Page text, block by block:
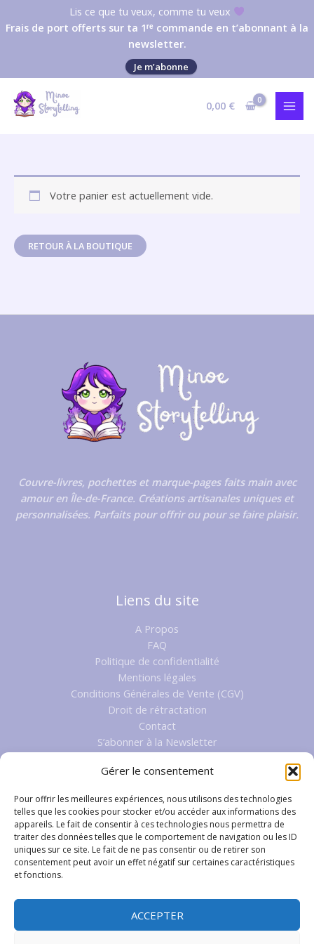
Lis ce que tu veux, comme tu veux
Frais de port offerts sur ta 1ʳᵉ commande en t’abonnant à la
newsletter.
Je m’abonne
Gérer le consentement
Pour offrir les meilleures expériences, nous utilisons des technologies
telles que les cookies pour stocker et/ou accéder aux informations des
appareils. Le fait de consentir à ces technologies nous permettra de
traiter des données telles que le comportement de navigation ou les ID
uniques sur ce site. Le fait de ne pas consentir ou de retirer son
consentement peut avoir un effet négatif sur certaines caractéristiques
et fonctions.
ACCEPTER
au
0,00 €
Votre panier est actuellement vide.
RETOUR À LA BOUTIQUE
Couvre-livres, pochettes et marque-pages faits main avec
amour en Île-de-France. Créations artisanales uniques et
personnalisées. Parfaits pour offrir ou pour se faire plaisir.
Liens du site
A Propos
FAQ
Politique de confidentialité
Mentions légales
Conditions Générales de Vente (CGV)
Droit de rétractation
Contact
S’abonner à la Newsletter
Boutique
Mon Compte
Boutique
Panier
Frais de Port